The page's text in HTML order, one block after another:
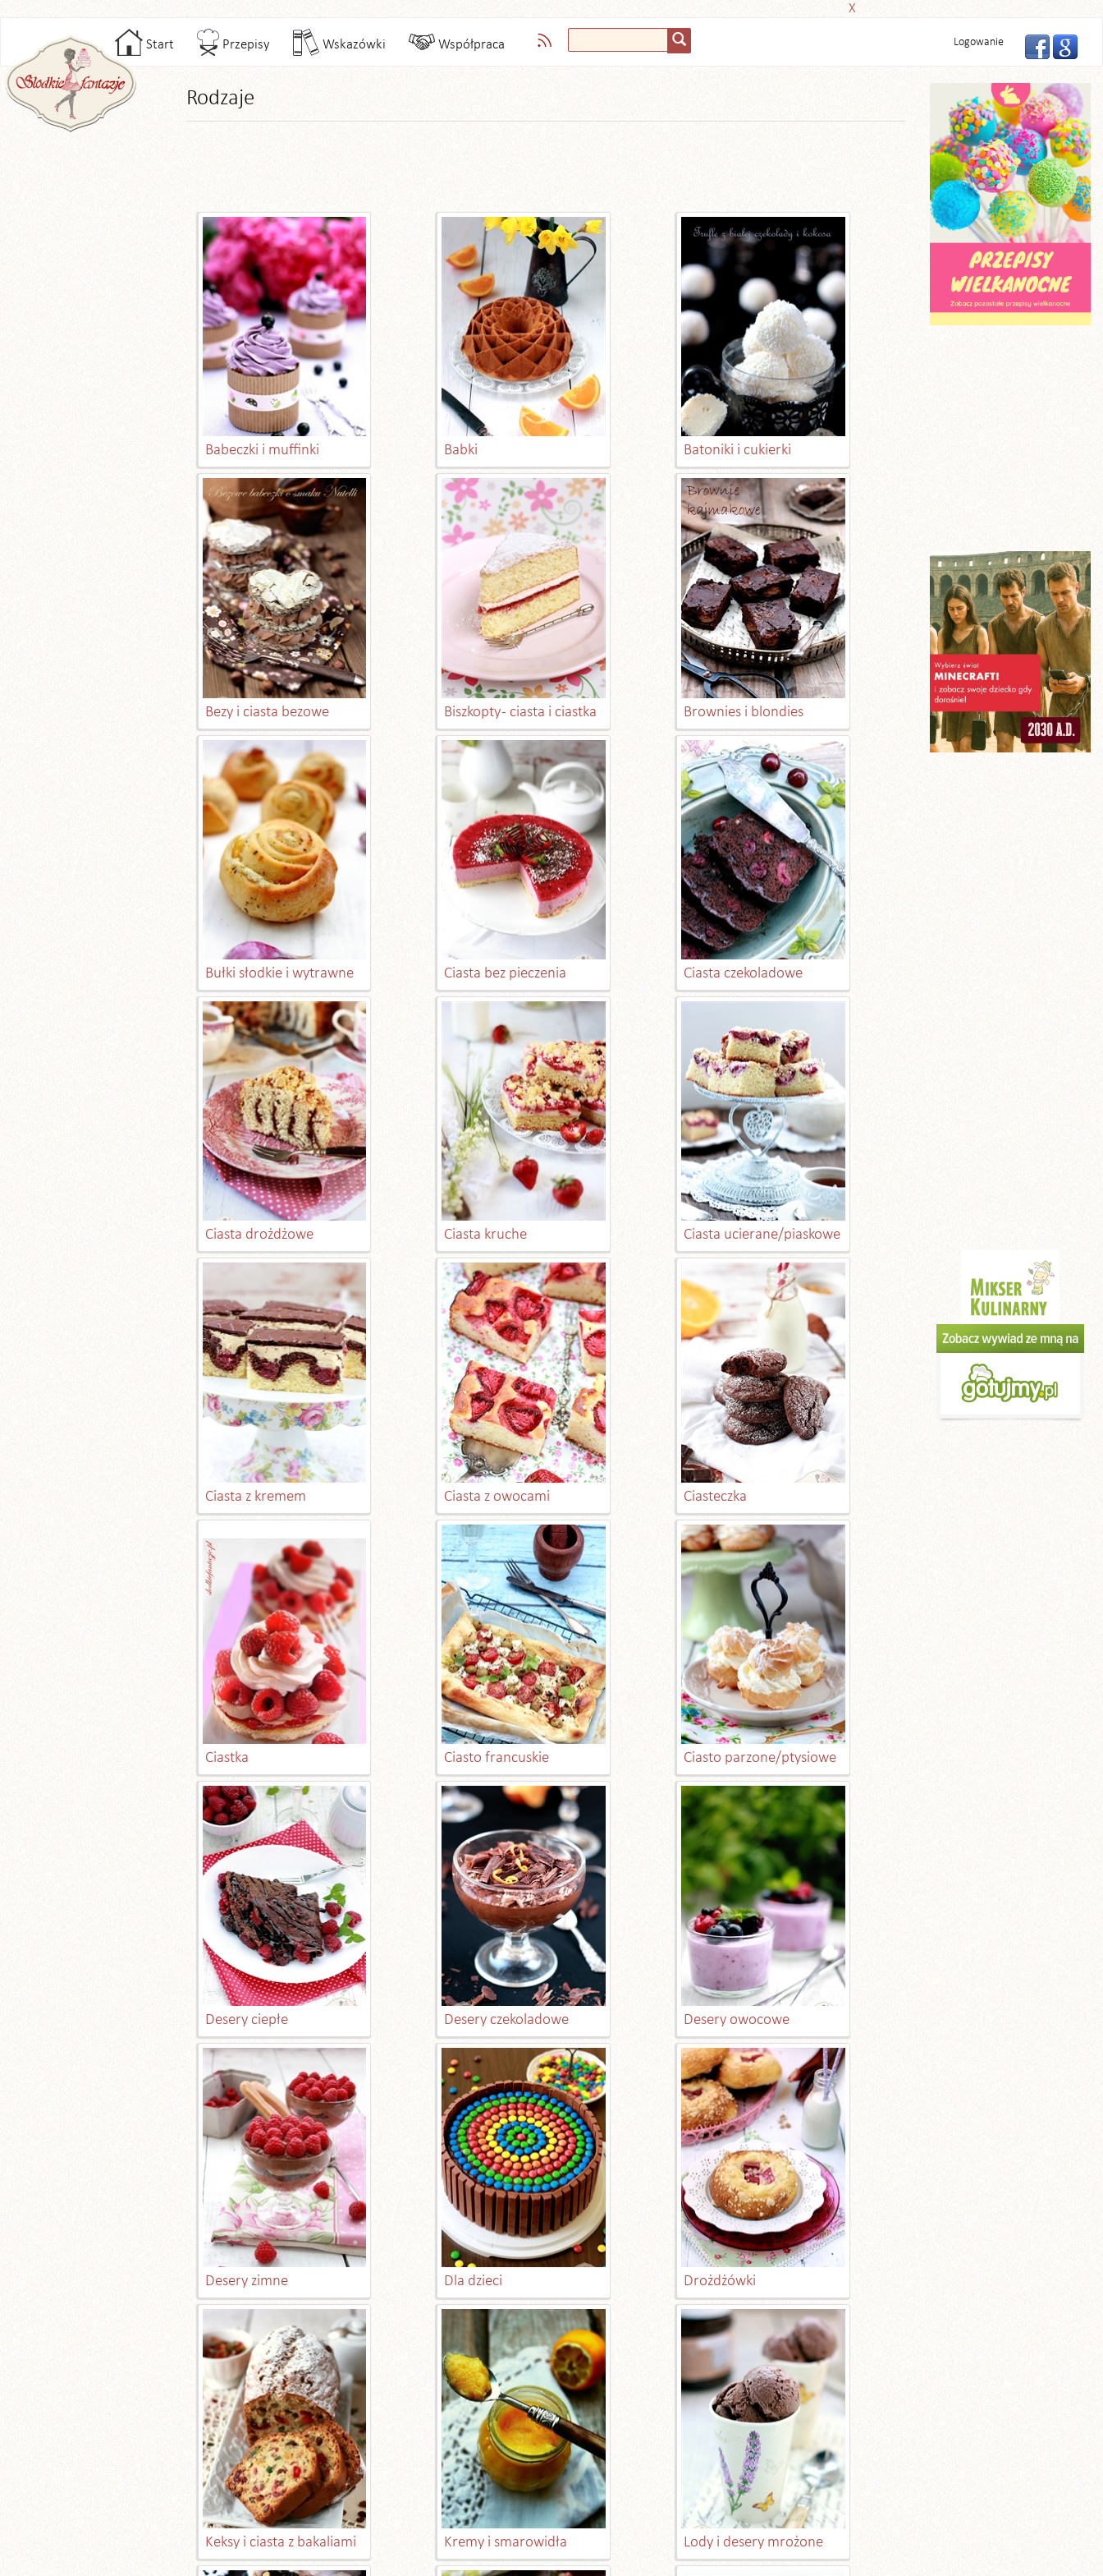
X
Start Przepisy Wskazówki Współpraca Logowanie
Rodzaje
Babeczki i muffinki Babki Batoniki i cukierki
Bezy i ciasta bezowe Biszkopty - ciasta i ciastka Brownies i blondies
Bułki słodkie i wytrawne Ciasta bez pieczenia Ciasta czekoladowe
Ciasta drożdżowe Ciasta kruche Ciasta ucierane/piaskowe
Ciasta z kremem Ciasta z owocami Ciasteczka
Ciastka Ciasto francuskie Ciasto parzone/ptysiowe
Desery ciepłe Desery czekoladowe Desery owocowe
Desery zimne Dla dzieci Drożdżówki
Keksy i ciasta z bakaliami Kremy i smarowidła Lody i desery mrożone